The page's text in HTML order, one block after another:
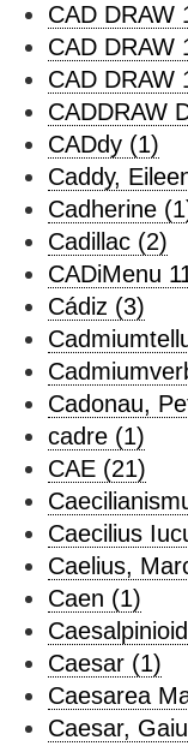
CAD DRAW
CAD DRAW
CAD DRAW
CADDRAW
CADdy (1)
Caddy,
Cadherine
Cadillac (2)
CADiMenu
Cádiz (3)
Cadonau,
cadre (1)
CAE (21)
Caecilius
Caelius,
Caen (1)
Caesar (1)
Caesarea
Caesar,